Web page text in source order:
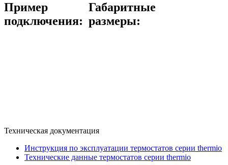
Пример
подключения:
Габаритные
размеры:
Техническая документация
Инструкция по эксплуатации термостатов серии thermio
Технические данные термостатов серии thermio